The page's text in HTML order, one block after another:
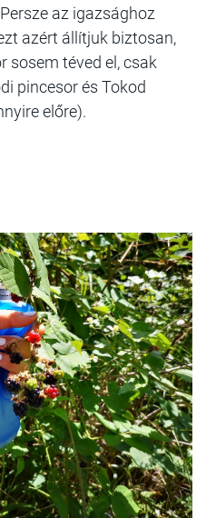
az igazsághoz
azért állítjuk biztosan,
sosem téved el, csak
pincesor és Tokod
előre).